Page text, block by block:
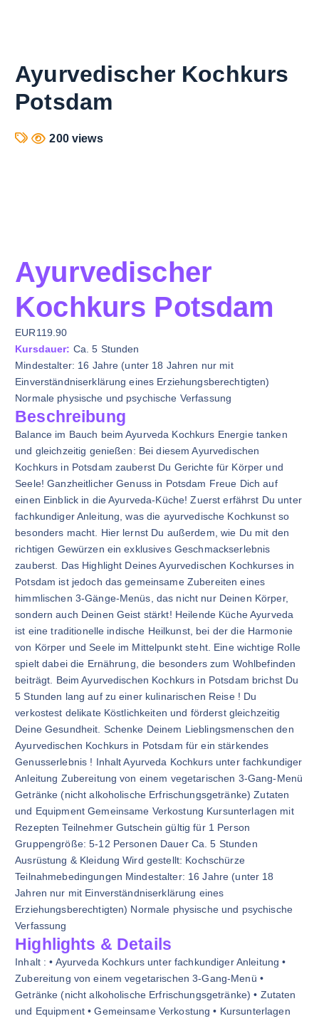
Ayurvedischer Kochkurs
Potsdam
200 views
Ayurvedischer
Kochkurs Potsdam
EUR119.90
Kursdauer: Ca. 5 Stunden
Mindestalter: 16 Jahre (unter 18 Jahren nur mit
Einverständniserklärung eines Erziehungsberechtigten)
Normale physische und psychische Verfassung
Beschreibung
Balance im Bauch beim Ayurveda Kochkurs Energie tanken
und gleichzeitig genießen: Bei diesem Ayurvedischen
Kochkurs in Potsdam zauberst Du Gerichte für Körper und
Seele! Ganzheitlicher Genuss in Potsdam Freue Dich auf
einen Einblick in die Ayurveda-Küche! Zuerst erfährst Du unter
fachkundiger Anleitung, was die ayurvedische Kochkunst so
besonders macht. Hier lernst Du außerdem, wie Du mit den
richtigen Gewürzen ein exklusives Geschmackserlebnis
zauberst. Das Highlight Deines Ayurvedischen Kochkurses in
Potsdam ist jedoch das gemeinsame Zubereiten eines
himmlischen 3-Gänge-Menüs, das nicht nur Deinen Körper,
sondern auch Deinen Geist stärkt! Heilende Küche Ayurveda
ist eine traditionelle indische Heilkunst, bei der die Harmonie
von Körper und Seele im Mittelpunkt steht. Eine wichtige Rolle
spielt dabei die Ernährung, die besonders zum Wohlbefinden
beiträgt. Beim Ayurvedischen Kochkurs in Potsdam brichst Du
5 Stunden lang auf zu einer kulinarischen Reise ! Du
verkostest delikate Köstlichkeiten und förderst gleichzeitig
Deine Gesundheit. Schenke Deinem Lieblingsmenschen den
Ayurvedischen Kochkurs in Potsdam für ein stärkendes
Genusserlebnis ! Inhalt Ayurveda Kochkurs unter fachkundiger
Anleitung Zubereitung von einem vegetarischen 3-Gang-Menü
Getränke (nicht alkoholische Erfrischungsgetränke) Zutaten
und Equipment Gemeinsame Verkostung Kursunterlagen mit
Rezepten Teilnehmer Gutschein gültig für 1 Person
Gruppengröße: 5-12 Personen Dauer Ca. 5 Stunden
Ausrüstung & Kleidung Wird gestellt: Kochschürze
Teilnahmebedingungen Mindestalter: 16 Jahre (unter 18
Jahren nur mit Einverständniserklärung eines
Erziehungsberechtigten) Normale physische und psychische
Verfassung
Highlights & Details
Inhalt : • Ayurveda Kochkurs unter fachkundiger Anleitung •
Zubereitung von einem vegetarischen 3-Gang-Menü •
Getränke (nicht alkoholische Erfrischungsgetränke) • Zutaten
und Equipment • Gemeinsame Verkostung • Kursunterlagen